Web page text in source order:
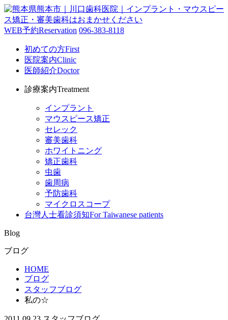
WEB予約Reservation 096-383-8118
初めての方First
医院案内Clinic
医師紹介Doctor
診療案内Treatment
インプラント
マウスピース矯正
セレック
審美歯科
ホワイトニング
矯正歯科
虫歯
歯周病
予防歯科
マイクロスコープ
台灣人士看診須知For Taiwanese patients
Blog
ブログ
HOME
ブログ
スタッフブログ
私の☆